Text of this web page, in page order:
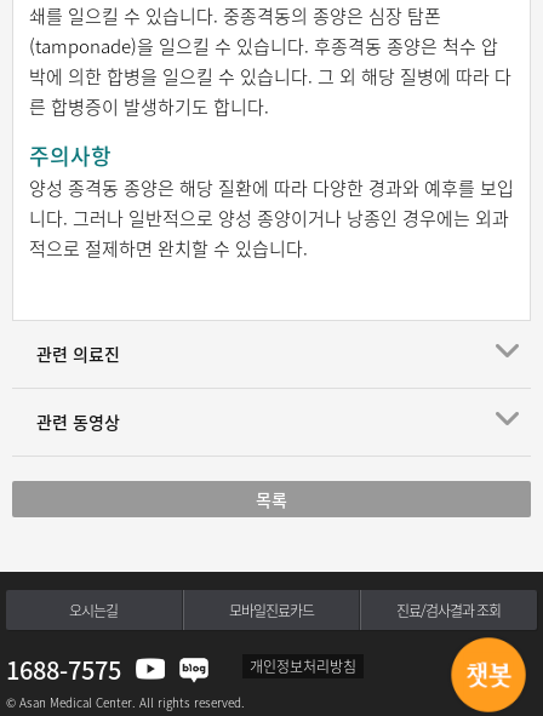
쇄를 일으킬 수 있습니다. 중종격동의 종양은 심장 탐폰
(tamponade)을 일으킬 수 있습니다. 후종격동 종양은 척수 압
박에 의한 합병을 일으킬 수 있습니다. 그 외 해당 질병에 따라 다
른 합병증이 발생하기도 합니다.
주의사항
양성 종격동 종양은 해당 질환에 따라 다양한 경과와 예후를 보입
니다. 그러나 일반적으로 양성 종양이거나 낭종인 경우에는 외과
적으로 절제하면 완치할 수 있습니다.
관련 의료진
관련 동영상
목록
오시는길 모바일진료카드 진료/검사결과 조회
1688-7575 개인정보처리방침
© Asan Medical Center. All rights reserved.